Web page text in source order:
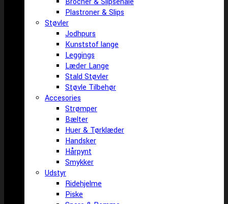
Plastroner & Slips
Støvler
Jodhpurs
Kunststof lange
Leggings
Læder Lange
Stald Støvler
Støvle Tilbehør
Accesories
Strømper
Bælter
Huer & Tørklæder
Handsker
Hårpynt
Smykker
Udstyr
Ridehjelme
Piske